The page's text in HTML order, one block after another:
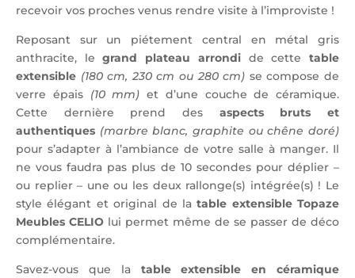
recevoir vos proches venus rendre visite à l’improviste !
Reposant sur un piétement central en métal gris
anthracite, legrand plateau arrondide cettetable
extensible (180 cm, 230 cm ou 280 cm) se compose de
verre épais (10 mm) et d’une couche de céramique.
Cette dernière prend des aspects bruts et
authentiques (marbre blanc, graphite ou chêne doré)
pour s’adapter à l’ambiance de votre salle à manger. Il
ne vous faudra pas plus de 10 secondes pour déplier –
ou replier – une ou les deux rallonge(s) intégrée(s) ! Le
style élégant et original de latable extensible Topaze
Meubles CELIO lui permet même de se passer de déco
complémentaire.
Savez-vous que la table extensible en céramique